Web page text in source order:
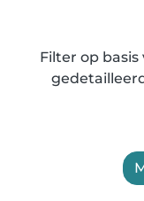
Filter op